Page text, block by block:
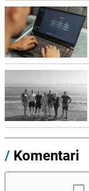
/ Komentari